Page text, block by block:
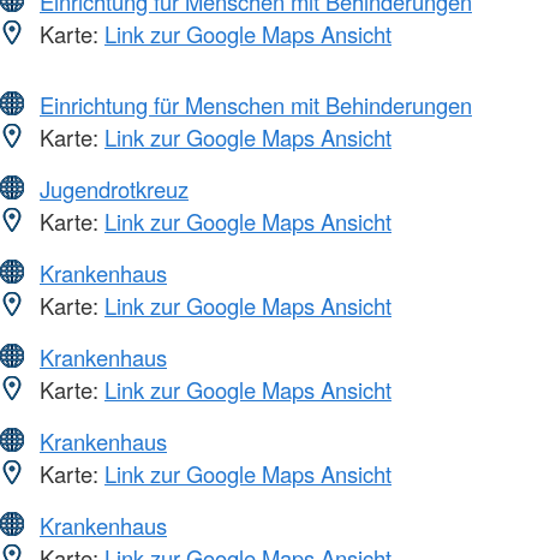
Karte: Link zur Google Maps Ansicht
Einrichtung für Menschen mit Behinderungen
Karte: Link zur Google Maps Ansicht
Jugendrotkreuz
Karte: Link zur Google Maps Ansicht
Krankenhaus
Karte: Link zur Google Maps Ansicht
Krankenhaus
Karte: Link zur Google Maps Ansicht
Krankenhaus
Karte: Link zur Google Maps Ansicht
Krankenhaus